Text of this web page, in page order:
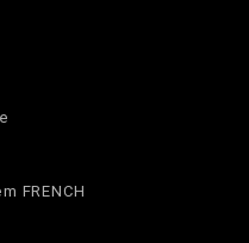
FRENCH